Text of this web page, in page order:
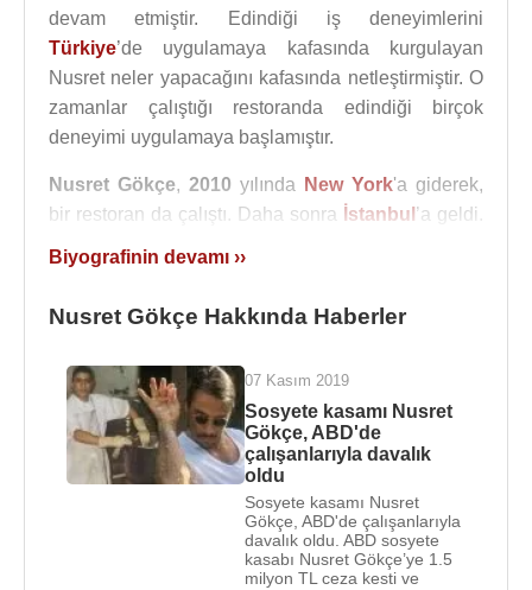
devam etmiştir. Edindiği iş deneyimlerini
Türkiye’de uygulamaya kafasında kurgulayan
Nusret neler yapacağını kafasında netleştirmiştir. O
zamanlar çalıştığı restoranda edindiği birçok
deneyimi uygulamaya başlamıştır.
Nusret Gökçe, 2010 yılında New York'a giderek,
bir restoran da çalıştı. Daha sonra İstanbul’a geldi.
Nusr-et
sonra Doğuş Grubu’nun patronu
Ferit Şahenk
ortaklarından biri oldu.
Nusret çok kısa bir sürede iş için yatırdığı parayı
çıkardıktan başka, yalnızca Türkiye’de değil
dünyanın değişik yerlerinde kasap ve restoran
dükkanı açtı. Eskiden maaşlı bir çalışan bir eleman
idi şimdi iş yerlerinde en az 400 çalışanı var.
yılının Mart ayında Kolombiya, başkent
’da çekilen ünlü uyuşturucu kaçakcısı
Biyografinin devamı ››
Nusret Gökçe Hakkında Haberler
07 Kasım 2019
Sosyete kasamı Nusret
Gökçe, ABD'de
çalışanlarıyla davalık
oldu
Sosyete kasamı Nusret
Gökçe, ABD'de çalışanlarıyla
davalık oldu. ABD sosyete
kasabı Nusret Gökçe’ye 1.5
milyon TL ceza kesti ve